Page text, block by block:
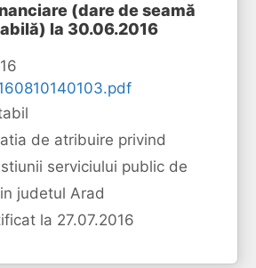
(dare de seamă
la 30.06.2016
de atribuire privind
serviciului public de
judetul Arad
la 27.07.2016